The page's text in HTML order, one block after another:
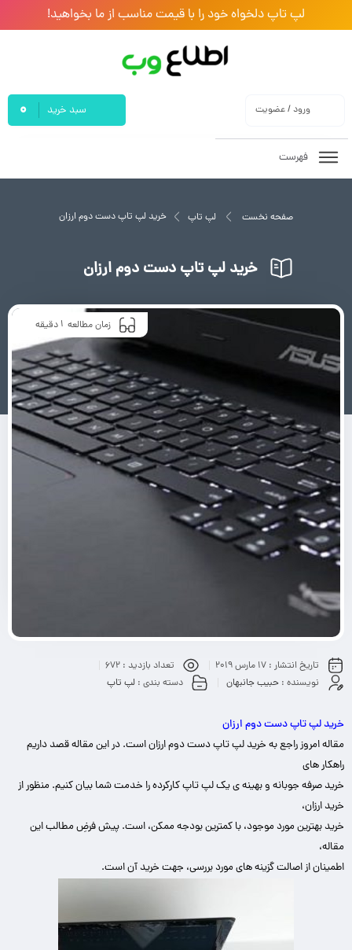
لپ تاپ دلخواه خود را با قیمت مناسب از ما بخواهید!
ورود / عضویت سبد خرید 0
فهرست
صفحه نخست لپ تاپ خرید لپ تاپ دست دوم ارزان
خرید لپ تاپ دست دوم ارزان
زمان مطالعه 1 دقیقه
تاریخ انتشار : 17 مارس 2019 تعداد بازدید : 672
نویسنده : حبیب جانبهان دسته بندی : لپ تاپ
خرید لپ تاپ دست دوم ارزان
مقاله امروز راجع به خرید لپ تاپ دست دوم ارزان است. در این مقاله قصد داریم
راهکار های
خرید صرفه جوبانه و بهینه ی یک لپ تاپ کارکرده را خدمت شما بیان کنیم. منظور از
خرید ارزان،
خرید بهترین مورد موجود، با کمترین بودجه ممکن، است. پیش فرضِ مطالب این
مقاله،
اطمینان از اصالتگزینه های مورد بررسی، جهت خرید آن است.